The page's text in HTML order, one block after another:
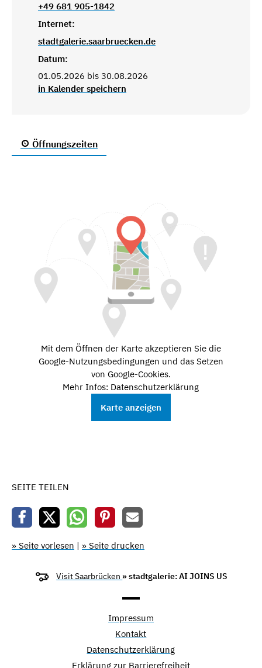
+49 681 905-1842
Internet:
stadtgalerie.saarbruecken.de
Datum:
01.05.2026 bis 30.08.2026
in Kalender speichern
Öffnungszeiten
Mit dem Öffnen der Karte akzeptieren Sie die
Google-Nutzungsbedingungen und das Setzen
von Google-Cookies.
Mehr Infos: Datenschutzerklärung
Karte anzeigen
SEITE TEILEN
» Seite vorlesen | » Seite drucken
Visit Saarbrücken » stadtgalerie: AI JOINS US
Impressum
Kontakt
Datenschutzerklärung
Erklärung zur Barrierefreiheit